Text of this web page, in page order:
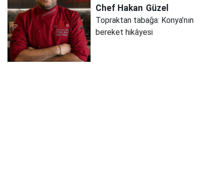
Chef Hakan Güzel
Topraktan tabağa: Konya’nın
bereket hikâyesi